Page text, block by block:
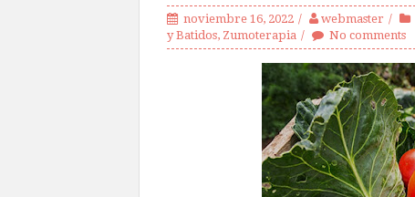
noviembre 16, 2022 webmaster
y Batidos, Zumoterapia No comments